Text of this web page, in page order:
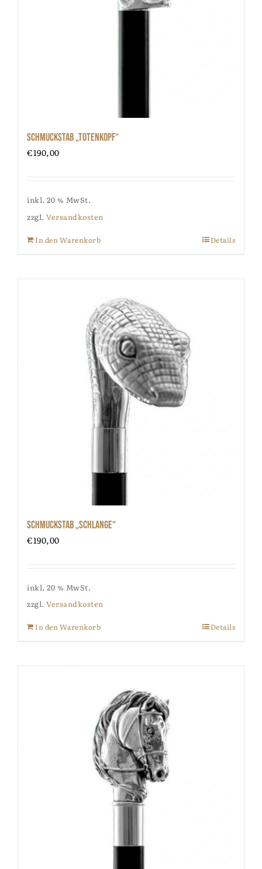
Schmuckstab „Totenkopf“
€190,00
inkl. 20 % MwSt.
zzgl. Versandkosten
In den Warenkorb Details
Schmuckstab „Schlange“
€190,00
inkl. 20 % MwSt.
zzgl. Versandkosten
In den Warenkorb Details